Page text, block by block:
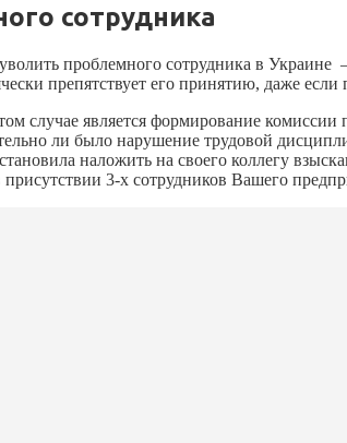
сотрудника
проблемного сотрудника в Украине
препятствует его принятию, даже если
случае является формирование
ли было нарушение трудовой
наложить на своего коллегу
3-х сотрудников Вашего